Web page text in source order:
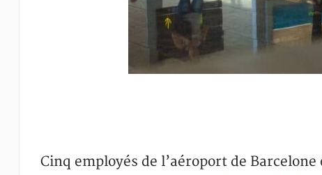
Cinq employés de l’aéroport de